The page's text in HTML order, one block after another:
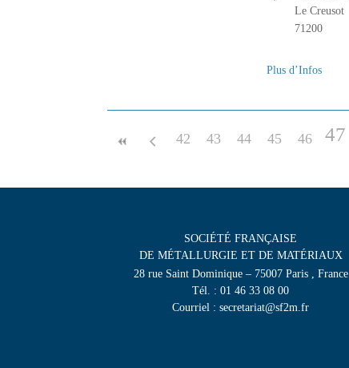
Le Creusot
71200
Plus d’Infos
42 43 44 45 46 47
SOCIÉTÉ FRANÇAISE
DE MÉTALLURGIE ET DE MATÉRIAUX
28 rue Saint Dominique – 75007 Paris , France
Tél. : 01 46 33 08 00
Courriel : secretariat@sf2m.fr